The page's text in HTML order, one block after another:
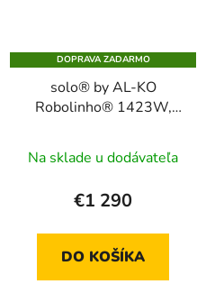
DOPRAVA ZADARMO
solo® by AL-KO
Robolinho® 1423W,
Na sklade u dodávateľa
€1 290
DO KOŠÍKA